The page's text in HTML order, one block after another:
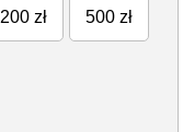
200 zł 500 zł